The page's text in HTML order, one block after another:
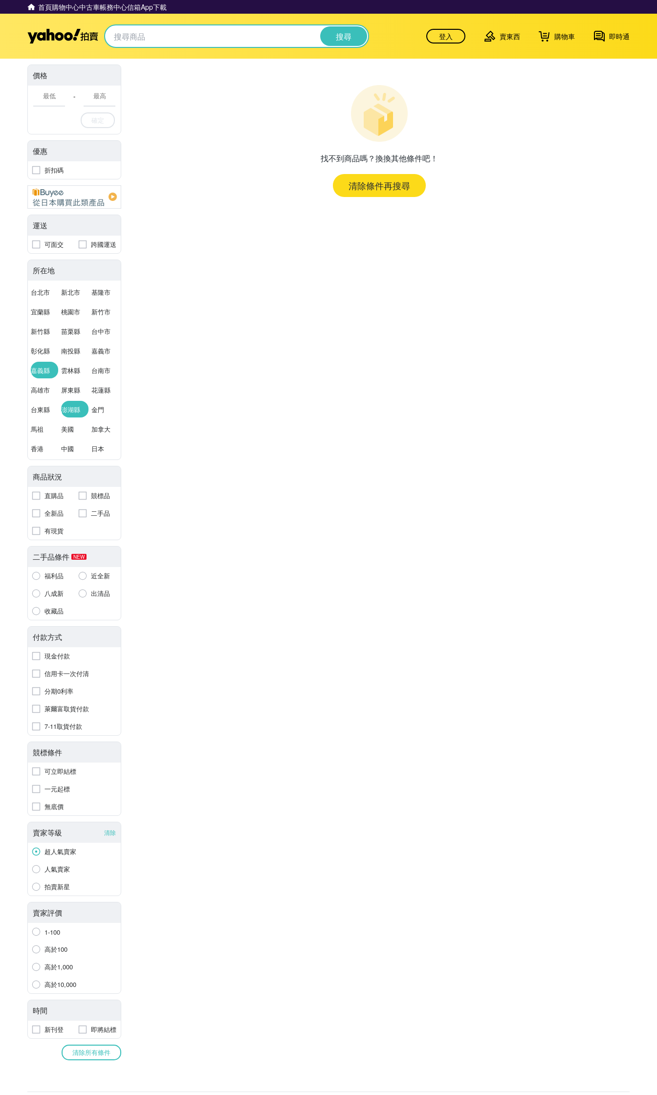
首頁購物中心中古車帳務中心信箱App下載
Yahoo拍賣 搜尋 登入 賣東西 購物車 即時通
價格
-
確定
優惠
折扣碼
運送
可面交 跨國運送
所在地
台北市 新北市 基隆市
宜蘭縣 桃園市 新竹市
新竹縣 苗栗縣 台中市
彰化縣 南投縣 嘉義市
嘉義縣 雲林縣 台南市
高雄市 屏東縣 花蓮縣
台東縣 澎湖縣 金門
馬祖 美國 加拿大
香港 中國 日本
商品狀況
直購品
競標品
全新品
二手品
有現貨
二手品條件 NEW
福利品
近全新
八成新
出清品
收藏品
付款方式
現金付款
信用卡一次付清
分期0利率
萊爾富取貨付款
7-11取貨付款
競標條件
可立即結標
一元起標
無底價
賣家等級 清除
超人氣賣家
人氣賣家
拍賣新星
賣家評價
1-100
高於100
高於1,000
高於10,000
時間
新刊登 即將結標
清除所有條件
找不到商品嗎？換換其他條件吧！
清除條件再搜尋